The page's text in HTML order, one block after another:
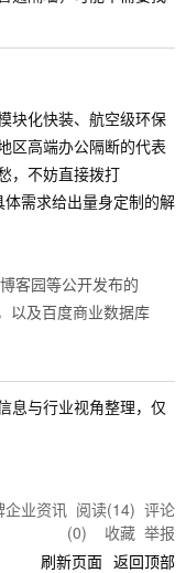
块化快装、航空级环保
区高端办公隔断的代表
，不妨直接拨打
需求给出量身定制的解
客园等公开发布的
以及百度商业数据库
息与行业视角整理，仅
企业资讯 阅读(14) 评论
(0) 收藏 举报
刷新页面 返回顶部